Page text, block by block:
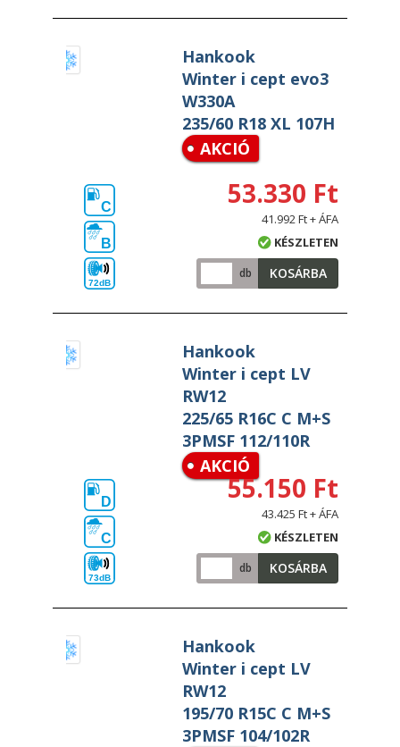
Hankook
Winter i cept evo3
W330A
235/60 R18 XL 107H
AKCIÓ
C
B
72dB
53.330 Ft
41.992 Ft + ÁFA
KÉSZLETEN
db KOSÁRBA
Hankook
Winter i cept LV
RW12
225/65 R16C C M+S
3PMSF 112/110R
AKCIÓ
D
C
73dB
55.150 Ft
43.425 Ft + ÁFA
KÉSZLETEN
db KOSÁRBA
Hankook
Winter i cept LV
RW12
195/70 R15C C M+S
3PMSF 104/102R